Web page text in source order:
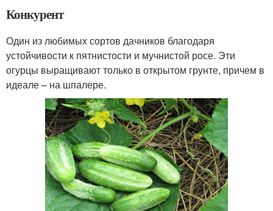
Конкурент
Один из любимых сортов дачников благодаря
устойчивости к пятнистости и мучнистой росе. Эти
огурцы выращивают только в открытом грунте, причем в
идеале – на шпалере.